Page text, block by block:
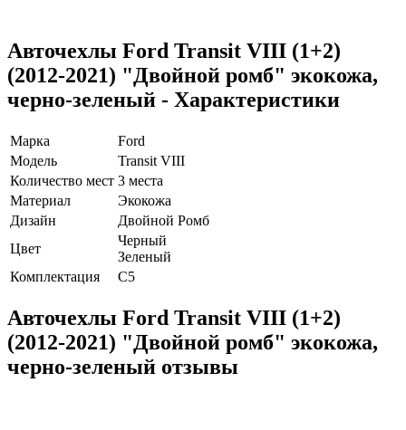
Авточехлы Ford Transit VIII (1+2)
(2012-2021) "Двойной ромб" экокожа,
черно-зеленый - Характеристики
Марка
Ford
Модель
Transit VIII
Количество мест 3 места
Материал
Экокожа
Дизайн
Двойной Ромб
Цвет
Черный
Зеленый
Комплектация
C5
Авточехлы Ford Transit VIII (1+2)
(2012-2021) "Двойной ромб" экокожа,
черно-зеленый отзывы